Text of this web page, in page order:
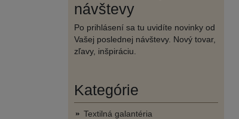
návštevy
Po prihlásení sa tu uvidíte novinky od
Vašej poslednej návštevy. Nový tovar,
zľavy, inšpiráciu.
Kategórie
Textilná galantéria